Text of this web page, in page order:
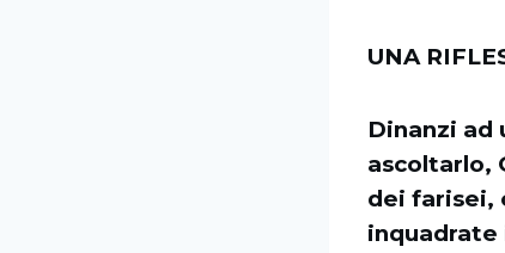
UNA
Dinanzi ad
ascoltarlo,
dei farisei,
inquadrate